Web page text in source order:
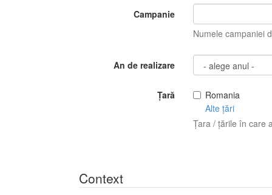
Campanie
Numele campaniei
An de realizare
Țară
Romania
Alte țări
Țara / țările în care
Context